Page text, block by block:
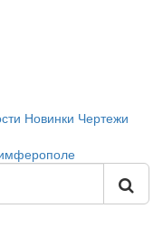
Новинки Чертежи